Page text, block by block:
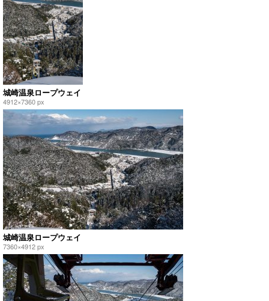
城崎温泉ロープウェイ
4912×7360 px
城崎温泉ロープウェイ
7360×4912 px